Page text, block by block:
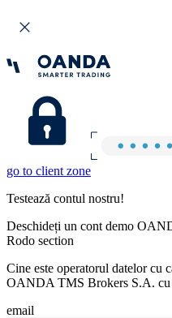
go to client zone
Testează contul nostru!
Deschideți un cont demo
Rodo section
Cine este operatorul datelor cu
OANDA TMS Brokers S.A. cu
email